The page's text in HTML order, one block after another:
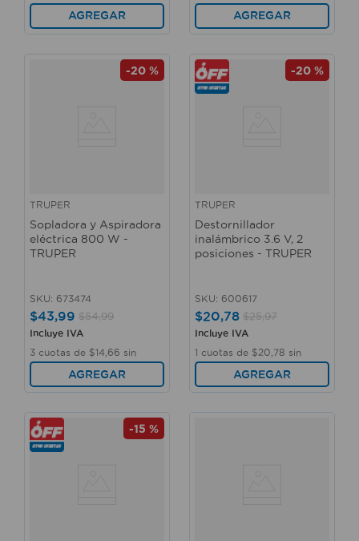
interés
AGREGAR
interés
AGREGAR
-20 %
TRUPER
Sopladora y Aspiradora
eléctrica 800 W -
TRUPER
SKU: 673474
$43,99 $54,99
Incluye IVA
3 cuotas de $14 66 sin
interés
AGREGAR
-20 %
TRUPER
Destornillador
inalámbrico 3.6 V, 2
posiciones - TRUPER
SKU: 600617
$20,78 $25,97
Incluye IVA
1 cuotas de $20 78 sin
interés
AGREGAR
-15 %